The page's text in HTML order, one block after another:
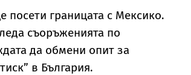
границата с Мексико.
съоръженията по
да обмени опит за
в България.